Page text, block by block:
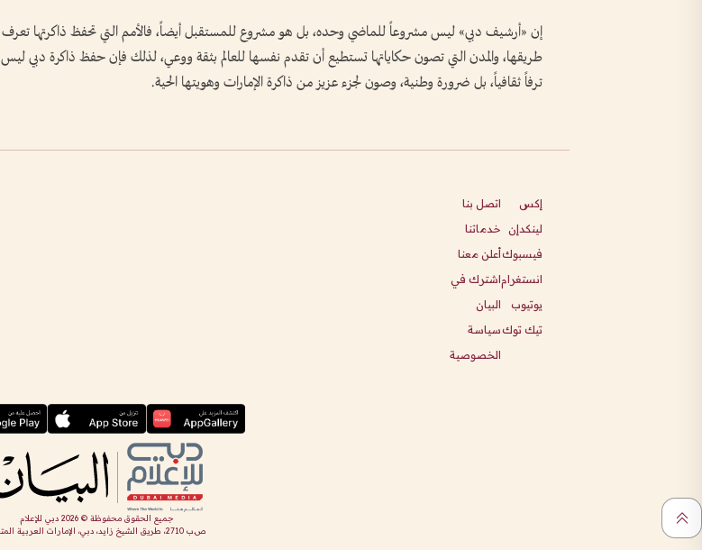
إن «أرشيف دبي» ليس مشروعاً للماضي وحده، بل هو مشروع للمستقبل أيضاً، فالأمم التي تحفظ ذاكرتها تعرف
طريقها، والمدن التي تصون حكاياتها تستطيع أن تقدم نفسها للعالم بثقة ووعي، لذلك فإن حفظ ذاكرة دبي ليس
ترفاً ثقافياً، بل ضرورة وطنية، وصون لجزء عزيز من ذاكرة الإمارات وهويتها الحية.
إكس
لينكدإن
فيسبوك
انستغرام
يوتيوب
تيك توك
اتصل بنا
خدماتنا
أعلن معنا
اشترك في
البيان
سياسة
الخصوصية
جميع الحقوق محفوظة ©2026 دبي للإعلام
ص.ب 2710، طريق الشيخ زايد، دبي، الإمارات العربية المتحدة